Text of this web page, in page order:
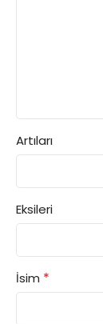
Artıları
Eksileri
İsim *